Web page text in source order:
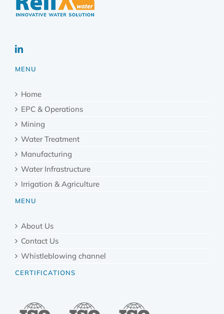
MENU
Home
EPC & Operations
Mining
Water Treatment
Manufacturing
Water Infrastructure
Irrigation & Agriculture
MENU
About Us
Contact Us
Whistleblowing channel
CERTIFICATIONS